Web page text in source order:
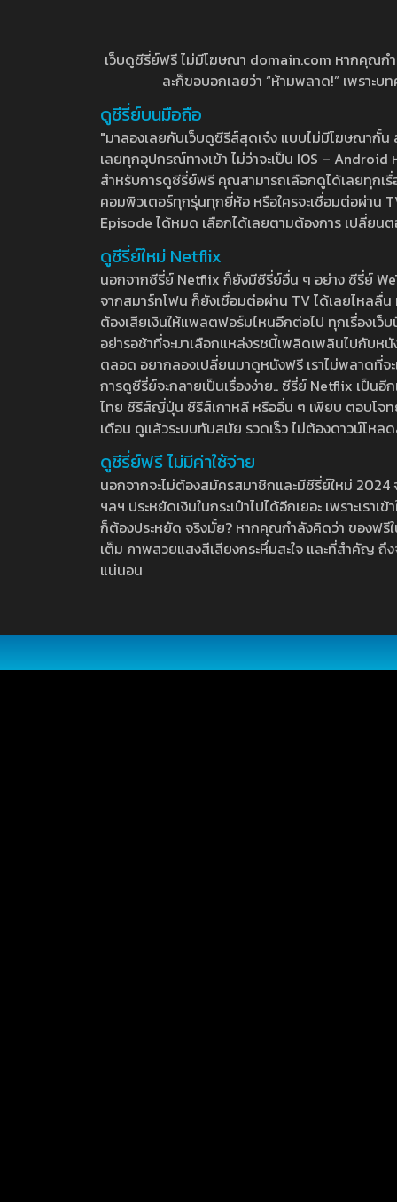
เว็บดูซีรี่ย์ฟรี ไม่มีโฆษณา domain.com หากคุณก
ละก็ขอบอกเลยว่า “ห้ามพลาด!” เพราะ
ดูซีรี่ย์บนมือถือ
"มาลองเลยกับเว็บดูซีรีส์สุดเจ๋ง แบบไม่มีโฆษณากั้
เลยทุกอุปกรณ์ทางเข้า ไม่ว่าจะเป็น IOS –
สำหรับการดูซีรี่ย์ฟรี คุณสามารถเลือกดูได้เลยทุกเ
คอมพิวเตอร์ทุกรุ่นทุกยี่ห้อ หรือใครจะเชื่อมต่อผ่าน
Episode ได้หมด เลือกได้เลยตามต้องการ เปลี่ยน
ดูซีรี่ย์ใหม่ Netflix
นอกจากซีรี่ย์ Netflix ก็ยังมีซีรี่ย์อื่น ๆ อย่าง ซีรี่ย์
จากสมาร์ทโฟน ก็ยังเชื่อมต่อผ่าน TV ได้เลยไหลลื่
ต้องเสียเงินให้แพลตฟอร์มไหนอีกต่อไป ทุกเรื่องเว็
อย่ารอช้าที่จะมาเลือกแหล่งรชนี้เพลิดเพลินไปกับห
ตลอด อยากลองเปลี่ยนมาดูหนังฟรี เราไม่พลาดที่
การดูซีรี่ย์จะกลายเป็นเรื่องง่าย.. ซีรี่ย์ Netflix เป็น
ไทย ซีรีส์ญี่ปุ่น ซีรีส์เกาหลี หรืออื่น ๆ เพียบ ตอบโจท
เดือน ดูแล้วระบบทันสมัย รวดเร็ว ไม่ต้องดาวน์โห
ดูซีรี่ย์ฟรี ไม่มีค่าใช้จ่าย
นอกจากจะไม่ต้องสมัครสมาชิกและมีซีรี่ย์ใหม่
ฯลฯ ประหยัดเงินในกระเป๋าไปได้อีกเยอะ เพราะเร
ก็ต้องประหยัด จริงมั้ย? หากคุณกำลังคิดว่า ของฟ
เต็ม ภาพสวยแสงสีเสียงกระหึ่มสะใจ และที่สำคัญ
แน่นอน